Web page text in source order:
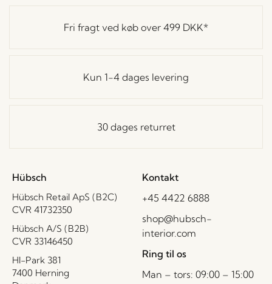
Fri fragt ved køb over 499 DKK*
Kun 1-4 dages levering
30 dages returret
Hübsch
Hübsch Retail ApS (B2C)
CVR 41732350
Hübsch A/S (B2B)
CVR 33146450
HI-Park 381
7400 Herning
Kontakt
+45 4422 6888
shop@hubsch-
interior.com
Ring til os
Man – tors: 09:00 – 15:00